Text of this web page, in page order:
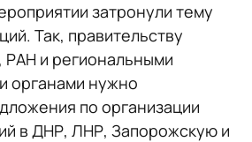
затронули тему
Так, правительству
РАН и региональными
органами нужно
по организации
в ДНР, ЛНР, Запорожскую и